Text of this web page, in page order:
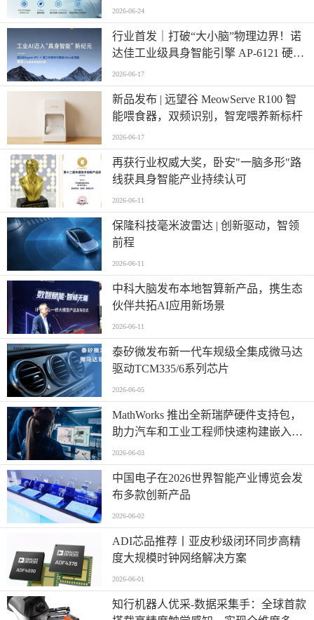
计
2026-06-24
行业首发｜打破“大小脑”物理边界！诺
达佳工业级具身智能引擎 AP-6121 硬核
登场
2026-06-17
新品发布 | 远望谷 MeowServe R100 智
能喂食器，双频识别，智宠喂养新标杆
2026-06-17
再获行业权威大奖，卧安"一脑多形"路
线获具身智能产业持续认可
2026-06-11
保隆科技毫米波雷达 | 创新驱动，智领
前程
2026-06-11
中科大脑发布本地智算新产品，携生态
伙伴共拓AI应用新场景
2026-06-11
泰矽微发布新一代车规级全集成微马达
驱动TCM335/6系列芯片
2026-06-05
MathWorks 推出全新瑞萨硬件支持包，
助力汽车和工业工程师快速构建嵌入式
系统原型
2026-06-03
中国电子在2026世界智能产业博览会发
布多款创新产品
2026-06-02
ADI芯品推荐丨亚皮秒级闭环同步高精
度大规模时钟网络解决方案
2026-06-01
知行机器人优采-数据采集手：全球首款